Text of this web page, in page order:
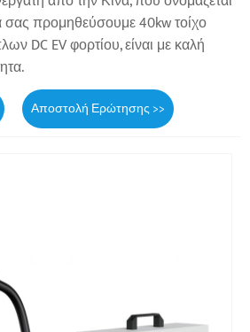
προμηθεύσουμε 40kw τοίχο
DC EV φορτίου, είναι με καλή
Αποστολή Ερώτησης >>